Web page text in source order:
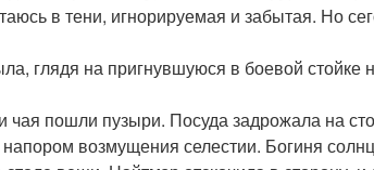
в тени, игнорируемая и забытая. Но
глядя на пригнувшуюся в боевой
чая пошли пузыри. Посуда задрожала на
возмущения селестии. Богиня